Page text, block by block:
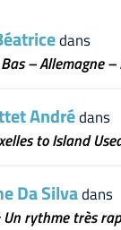
dans
– Allemagne
Andrédans
to Island
Da Silvadans
rythme très